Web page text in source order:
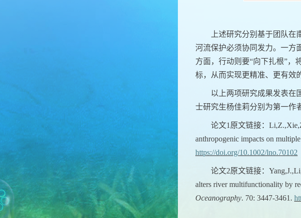
上述研究分别基于团队
河流保护必须协同发力。一方
方面，行动则要“向下扎根”，
标，从而实现更精准、更有效
以上两项研究成果发表在
士研究生杨佳莉分别为第一作
论文1 原文链接：
anthropogenic impacts on
https://doi.org/10.1002/lno.70102
论文2原文链接：
alters river multifunctionality by
Oceanography. 70: 3447-3461.